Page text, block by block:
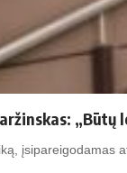
„Būtų
įsipareigodamas